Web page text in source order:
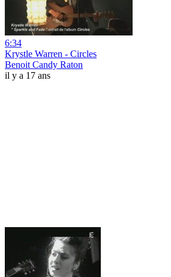
6:34
Krystle Warren - Circles
Benoit Candy Raton
il y a 17 ans